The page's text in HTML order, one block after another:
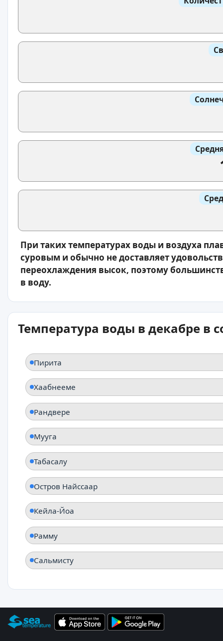
При таких температурах воды и воздуха
суровым и обычно не доставляет
переохлаждения высок, поэтому
в воду.
Температура воды в декабре в
Пирита
Хаабнееме
Рандвере
Мууга
Табасалу
Остров Найссаар
Кейла-Йоа
Рамму
Сальмисту